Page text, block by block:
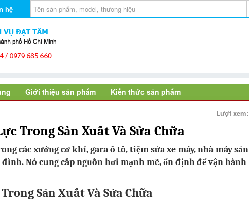
hệ
Giới thiệu sản phẩm Kiến thức sản phẩm
Lượt xem:
Trong Sản Xuất Và Sửa Chữa
các xưởng cơ khí, gara ô tô, tiệm sửa xe máy, nhà máy sản
Nó cung cấp nguồn hơi mạnh mẽ, ổn định để vận hành
Sản Xuất Và Sửa Chữa